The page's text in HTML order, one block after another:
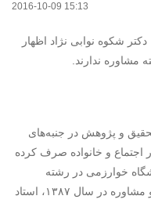
2016-10-09 15:13
شکوه نوابی نژاد اظهار
ندارند.
به تحقیق و پژوهش در جنبه‌هاى
اجتماع و خانواده صرف کرده
خوارزمی در رشته
مشاوره است. چهره ماندگار روانشناسی و مشاوره در سال ۱۳۸۷، استاد